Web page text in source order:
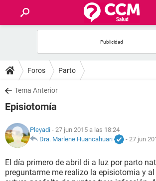
FOROS
SALUD
FAMILIA
NUTRICIÓN
BIENESTAR
Foros Parto
Tema Anterior
Episiotomía
Pleyadi - 27 jun 2015 a las 18:24
Dra. Marlene Huancahuari
- 27 jun
El día primero de abril di a luz por parto
preguntarme me realizo la episiotomia y